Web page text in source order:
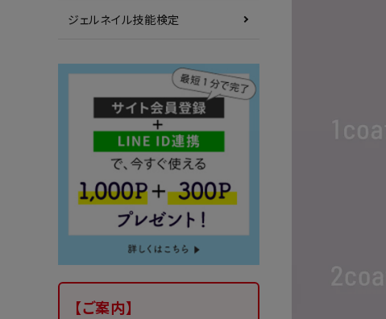
ジェルネイル技能検定
【ご案内】